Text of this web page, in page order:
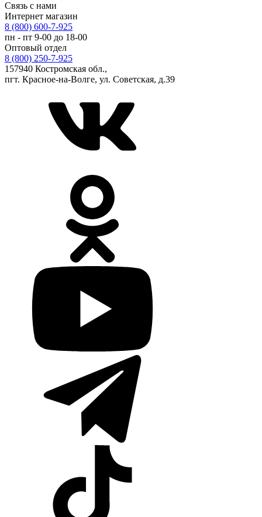
Связь с нами
Интернет магазин
8 (800) 600-7-925
пн - пт 9-00 до 18-00
Оптовый отдел
8 (800) 250-7-925
157940 Костромская обл.,
пгт. Красное-на-Волге, ул. Советская, д.39